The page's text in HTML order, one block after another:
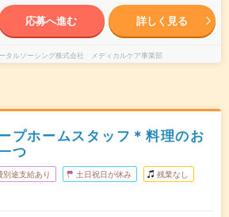
応募へ進む 詳しく見る
タルソーシング株式会社 メディカルケア事業部
プホームスタッフ＊料理のお
つ
別途支給あり 土日祝日が休み 残業なし